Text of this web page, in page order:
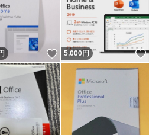
いいね！
5,000円